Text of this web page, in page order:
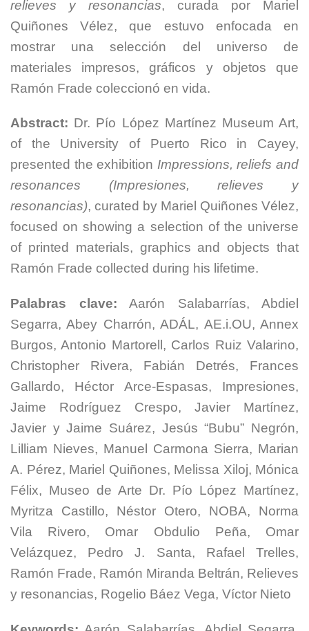
relieves y resonancias, curada por Mariel
Quiñones Vélez, que estuvo enfocada en
mostrar una selección del universo de
materiales impresos, gráficos y objetos que
Ramón Frade coleccionó en vida.
Abstract: Dr. Pío López Martínez Museum Art,
of the University of Puerto Rico in Cayey,
presented the exhibition Impressions, reliefs and
resonances (Impresiones, relieves y
resonancias), curated by Mariel Quiñones Vélez,
focused on showing a selection of the universe
of printed materials, graphics and objects that
Ramón Frade collected during his lifetime.
Palabras clave: Aarón Salabarrías, Abdiel
Segarra, Abey Charrón, ADÁL, AE.i.OU, Annex
Burgos, Antonio Martorell, Carlos Ruiz Valarino,
Christopher Rivera, Fabián Detrés, Frances
Gallardo, Héctor Arce-Espasas, Impresiones,
Jaime Rodríguez Crespo, Javier Martínez,
Javier y Jaime Suárez, Jesús “Bubu” Negrón,
Lilliam Nieves, Manuel Carmona Sierra, Marian
A. Pérez, Mariel Quiñones, Melissa Xiloj, Mónica
Félix, Museo de Arte Dr. Pío López Martínez,
Myritza Castillo, Néstor Otero, NOBA, Norma
Vila Rivero, Omar Obdulio Peña, Omar
Velázquez, Pedro J. Santa, Rafael Trelles,
Ramón Frade, Ramón Miranda Beltrán, Relieves
y resonancias, Rogelio Báez Vega, Víctor Nieto